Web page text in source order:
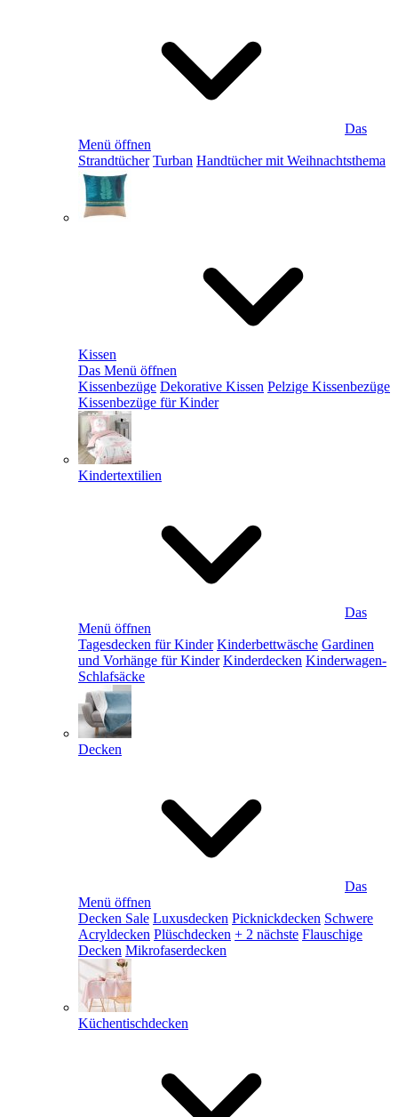
Das
Menü öffnen
Strandtücher Turban Handtücher mit Weihnachtsthema
Kissen
Das Menü öffnen
Kissenbezüge Dekorative Kissen Pelzige Kissenbezüge
Kissenbezüge für Kinder
Kindertextilien
Das
Menü öffnen
Tagesdecken für Kinder Kinderbettwäsche Gardinen
und Vorhänge für Kinder Kinderdecken Kinderwagen-
Schlafsäcke
Decken
Das
Menü öffnen
Decken Sale Luxusdecken Picknickdecken Schwere
Acryldecken Plüschdecken + 2 nächste Flauschige
Decken Mikrofaserdecken
Küchentischdecken